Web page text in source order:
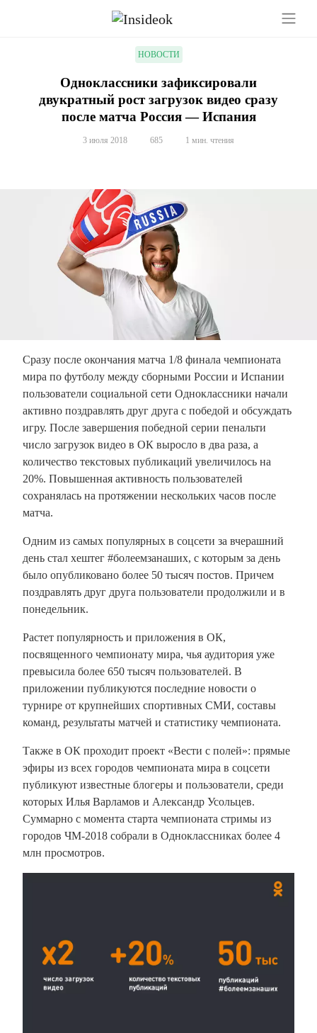
НОВОСТИ
Одноклассники зафиксировали
двукратный рост загрузок видео сразу
после матча Россия — Испания
3 июля 2018 685 1 мин. чтения
Сразу после окончания матча 1/8 финала чемпионата
мира по футболу между сборными России и Испании
пользователи социальной сети Одноклассники начали
активно поздравлять друг друга с победой и обсуждать
игру. После завершения победной серии пенальти
число загрузок видео в ОК выросло в два раза, а
количество текстовых публикаций увеличилось на
20%. Повышенная активность пользователей
сохранялась на протяжении нескольких часов после
матча.
Одним из самых популярных в соцсети за вчерашний
день стал хештег #болеемзанаших, с которым за день
было опубликовано более 50 тысяч постов. Причем
поздравлять друг друга пользователи продолжили и в
понедельник.
Растет популярность и приложения в ОК,
посвященного чемпионату мира, чья аудитория уже
превысила более 650 тысяч пользователей. В
приложении публикуются последние новости о
турнире от крупнейших спортивных СМИ, составы
команд, результаты матчей и статистику чемпионата.
Также в ОК проходит проект «Вести с полей»: прямые
эфиры из всех городов чемпионата мира в соцсети
публикуют известные блогеры и пользователи, среди
которых Илья Варламов и Александр Усольцев.
Суммарно с момента старта чемпионата стримы из
городов ЧМ-2018 собрали в Одноклассниках более 4
млн просмотров.